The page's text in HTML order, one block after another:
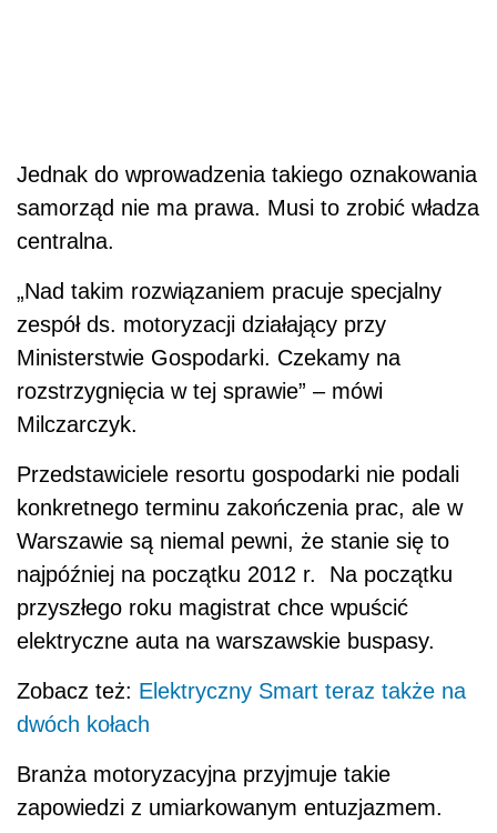
Jednak do wprowadzenia takiego oznakowania
samorząd nie ma prawa. Musi to zrobić władza
centralna.
„Nad takim rozwiązaniem pracuje specjalny
zespół ds. motoryzacji działający przy
Ministerstwie Gospodarki. Czekamy na
rozstrzygnięcia w tej sprawie” – mówi
Milczarczyk.
Przedstawiciele resortu gospodarki nie podali
konkretnego terminu zakończenia prac, ale w
Warszawie są niemal pewni, że stanie się to
najpóźniej na początku 2012 r. Na początku
przyszłego roku magistrat chce wpuścić
elektryczne auta na warszawskie buspasy.
Zobacz też: Elektryczny Smart teraz także na
dwóch kołach
Branża motoryzacyjna przyjmuje takie
zapowiedzi z umiarkowanym entuzjazmem.